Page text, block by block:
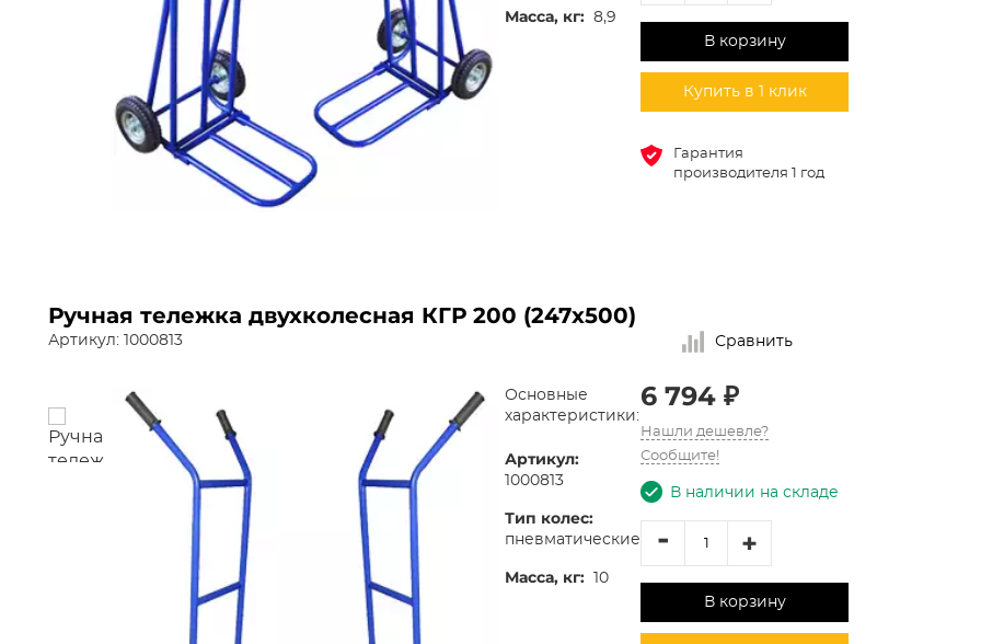
Масса, кг: 8,9
В корзину
Купить в 1 клик
Гарантия
производителя 1 год
Ручная тележка двухколесная КГР 200 (247х500)
Артикул: 1000813 Сравнить
Основные
характеристики:
Артикул:
1000813
Тип колес:
пневматические
Масса, кг: 10
6 794 ₽
Нашли дешевле?
Сообщите!
В наличии на складе
- +
В корзину